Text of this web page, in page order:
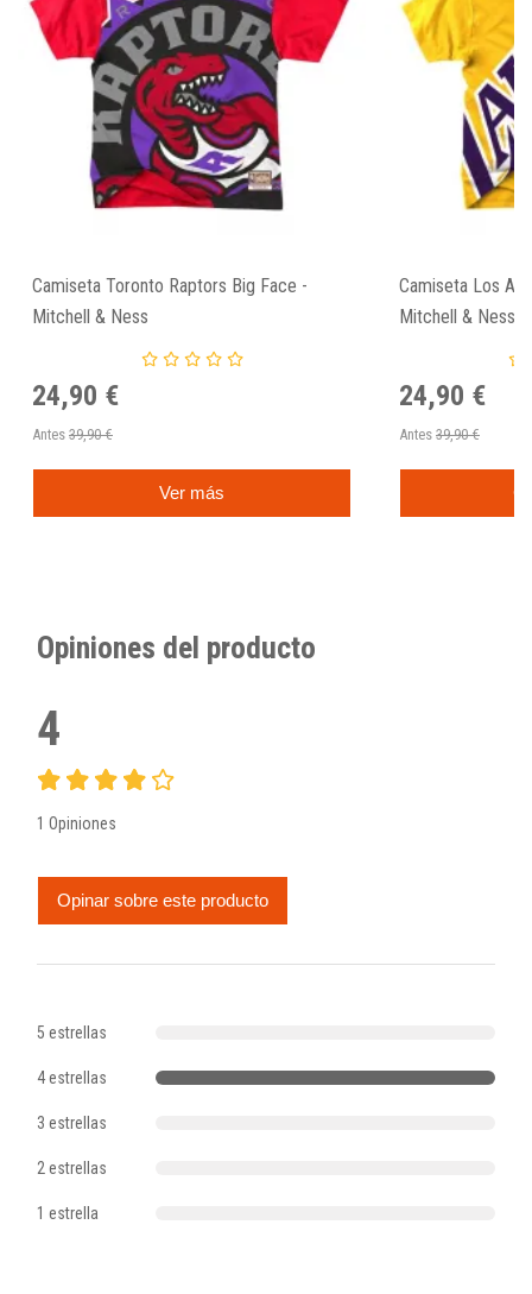
Camiseta Toronto Raptors Big Face -
Mitchell & Ness
24,90 €
Antes 39,90 €
Ver más
Camiseta Los
Mitchell & Ness
24,90 €
Antes 39,90 €
Opiniones del producto
4
1 Opiniones
Opinar sobre este producto
5 estrellas
4 estrellas
3 estrellas
2 estrellas
1 estrella